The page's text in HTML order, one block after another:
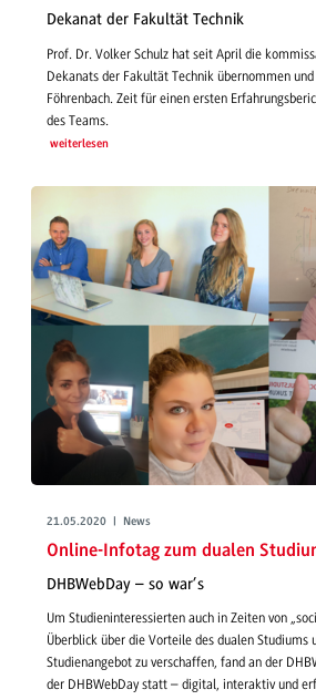
Dekanat der Fakultät Technik
Prof. Dr. Volker Schulz hat seit April die
Dekanats der Fakultät Technik übernommen
Föhrenbach. Zeit für einen ersten
des Teams.
weiterlesen
21.05.2020 | News
Online-Infotag zum dualen
DHBWebDay – so war’s
Um Studieninteressierten auch in Zeiten von
Überblick über die Vorteile des dualen Studiums
Studienangebot zu verschaffen, fand an der
der DHBWebDay statt – digital, interaktiv und